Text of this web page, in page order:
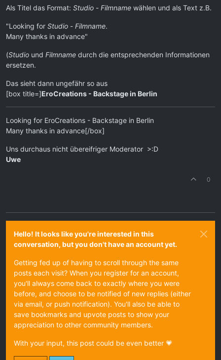
Als Titel das Format: Studio - Filmname wählen und als Text z.B.
"Looking for Studio - Filmname.
Many thanks in advance"
(Studio und Filmname durch die entsprechenden Informationen
ersetzen.
Das sieht dann ungefähr so aus
[box title=]EroCreations - Backstage in Berlin
Looking for EroCreations - Backstage in Berlin
Many thanks in advance[/box]
Uns durchaus nicht übereifriger Moderator >:D
Uwe
0
Hello! It looks like you're interested in this
conversation, but you don't have an account yet.
Getting fed up of having to scroll through the same
posts each visit? When you register for an account,
you'll always come back to exactly where you were
before, and choose to be notified of new replies (either
via email, or push notification). You'll also be able to
save bookmarks and upvote posts to show your
appreciation to other community members.
With your input, this post could be even better 💗